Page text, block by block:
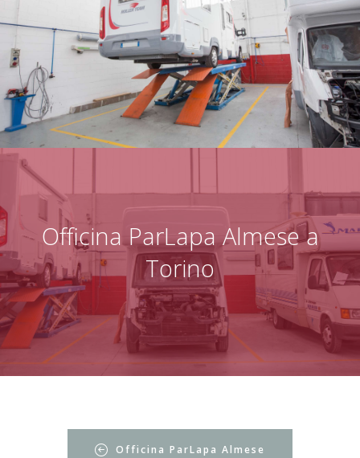
Officina ParLapa Almese a
Torino
Officina ParLapa Almese